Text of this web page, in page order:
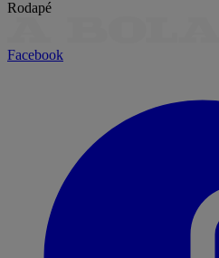
Rodapé
Facebook